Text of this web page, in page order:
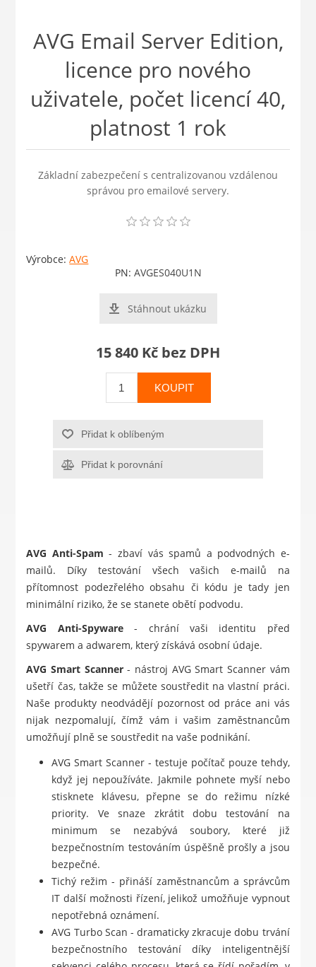
AVG Email Server Edition,
licence pro nového
uživatele, počet licencí 40,
platnost 1 rok
Základní zabezpečení s centralizovanou vzdálenou
správou pro emailové servery.
Výrobce: AVG
PN: AVGES040U1N
Stáhnout ukázku
15 840 Kč bez DPH
KOUPIT
Přidat k oblíbeným
Přidat k porovnání
AVG Anti-Spam - zbaví vás spamů a podvodných e-
mailů. Díky testování všech vašich e-mailů na
přítomnost podezřelého obsahu či kódu je tady jen
minimální riziko, že se stanete obětí podvodu.
AVG Anti-Spyware- chrání vaši identitu před
spywarem a adwarem, který získává osobní údaje.
AVG Smart Scanner- nástroj AVG Smart Scanner vám
ušetří čas, takže se můžete soustředit na vlastní práci.
Naše produkty neodvádějí pozornost od práce ani vás
nijak nezpomalují, čímž vám i vašim zaměstnancům
umožňují plně se soustředit na vaše podnikání.
AVG Smart Scanner - testuje počítač pouze tehdy,
když jej nepoužíváte. Jakmile pohnete myší nebo
stisknete klávesu, přepne se do režimu nízké
priority. Ve snaze zkrátit dobu testování na
minimum se nezabývá soubory, které již
bezpečnostním testováním úspěšně prošly a jsou
bezpečné.
Tichý režim - přináší zaměstnancům a správcům
IT další možnosti řízení, jelikož umožňuje vypnout
nepotřebná oznámení.
AVG Turbo Scan - dramaticky zkracuje dobu trvání
bezpečnostního testování díky inteligentnější